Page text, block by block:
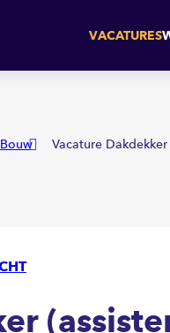
VACATURES
Bouw Vacature
ZELHEM